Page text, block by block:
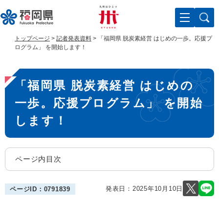
ー
ジ
す
。
ニ
ュ
し
て
トップページ > 記者発表資料 >
「福岡県 脱炭素経営 はじめの一歩。応援プ
ログラム」 を開始します！
本
文
「福岡県 脱炭素経営 はじめの
一歩。応援プログラム」 を開始
します！
ページ内目次
ページID：0791839 発表日： 2025年10月10日